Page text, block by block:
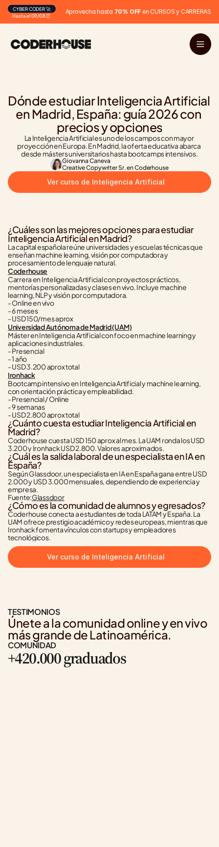
Hasta el 09/08 ⏰
CYBER CODER 🚀 Aprovecha hasta 70% OFF en CURSOS y CARRERAS
Dónde estudiar Inteligencia Artificial
en Madrid, España: guía 2026 con
precios y opciones
La Inteligencia Artificial es uno de los campos con mayor
proyección en Europa. En Madrid, la oferta educativa abarca
desde másters universitarios hasta bootcamps intensivos.
Giovanna Caneva
Creative Copywriter Sr. en Coderhouse
Ver curso de Inteligencia Artificial
¿Cuáles son las mejores opciones para estudiar
Inteligencia Artificial en Madrid?
La capital española reúne universidades y escuelas técnicas que
enseñan machine learning, visión por computadora y
procesamiento de lenguaje natural.
Coderhouse
Carrera en Inteligencia Artificial con proyectos prácticos,
mentorías personalizadas y clases en vivo. Incluye machine
learning, NLP y visión por computadora.
- Online en vivo
- 6 meses
- USD 150/mes aprox
Universidad Autónoma de Madrid (UAM)
Máster en Inteligencia Artificial con foco en machine learning y
aplicaciones industriales.
- Presencial
- 1 año
- USD 3.200 aprox total
Ironhack
Bootcamp intensivo en Inteligencia Artificial y machine learning,
con orientación práctica y empleabilidad.
- Presencial / Online
- 9 semanas
- USD 2.800 aprox total
¿Cuánto cuesta estudiar Inteligencia Artificial en
Madrid?
Coderhouse cuesta USD 150 aprox al mes. La UAM ronda los USD
3.200 y Ironhack USD 2.800. Valores aproximados.
¿Cuál es la salida laboral de un especialista en IA en
España?
Según Glassdoor, un especialista en IA en España gana entre USD
2.000 y USD 3.000 mensuales, dependiendo de experiencia y
empresa.
Fuente:Glassdoor
¿Cómo es la comunidad de alumnos y egresados?
Coderhouse conecta a estudiantes de toda LATAM y España. La
UAM ofrece prestigio académico y redes europeas, mientras que
Ironhack fomenta vínculos con startups y empleadores
tecnológicos.
Ver curso de Inteligencia Artificial
TESTIMONIOS
Únete a la comunidad online y en vivo
más grande de Latinoamérica.
COMUNIDAD
+420.000 graduados